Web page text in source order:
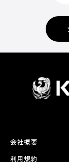
会社概要
利用規約